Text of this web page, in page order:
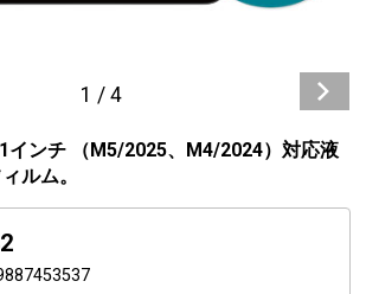
1 / 4
インチ （M5/2025、M4/2024）対応液
ルム。